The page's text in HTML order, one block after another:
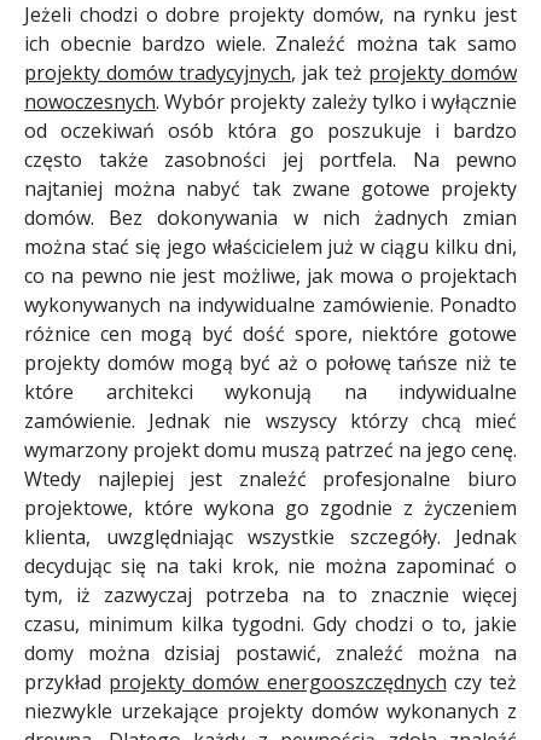
Jeżeli chodzi o dobre projekty domów, na rynku jest
ich obecnie bardzo wiele. Znaleźć można tak samo
projekty domów tradycyjnych, jak też projekty domów
nowoczesnych. Wybór projekty zależy tylko i wyłącznie
od oczekiwań osób która go poszukuje i bardzo
często także zasobności jej portfela. Na pewno
najtaniej można nabyć tak zwane gotowe projekty
domów. Bez dokonywania w nich żadnych zmian
można stać się jego właścicielem już w ciągu kilku dni,
co na pewno nie jest możliwe, jak mowa o projektach
wykonywanych na indywidualne zamówienie. Ponadto
różnice cen mogą być dość spore, niektóre gotowe
projekty domów mogą być aż o połowę tańsze niż te
które architekci wykonują na indywidualne
zamówienie. Jednak nie wszyscy którzy chcą mieć
wymarzony projekt domu muszą patrzeć na jego cenę.
Wtedy najlepiej jest znaleźć profesjonalne biuro
projektowe, które wykona go zgodnie z życzeniem
klienta, uwzględniając wszystkie szczegóły. Jednak
decydując się na taki krok, nie można zapominać o
tym, iż zazwyczaj potrzeba na to znacznie więcej
czasu, minimum kilka tygodni. Gdy chodzi o to, jakie
domy można dzisiaj postawić, znaleźć można na
przykład projekty domów energooszczędnych czy też
niezwykle urzekające projekty domów wykonanych z